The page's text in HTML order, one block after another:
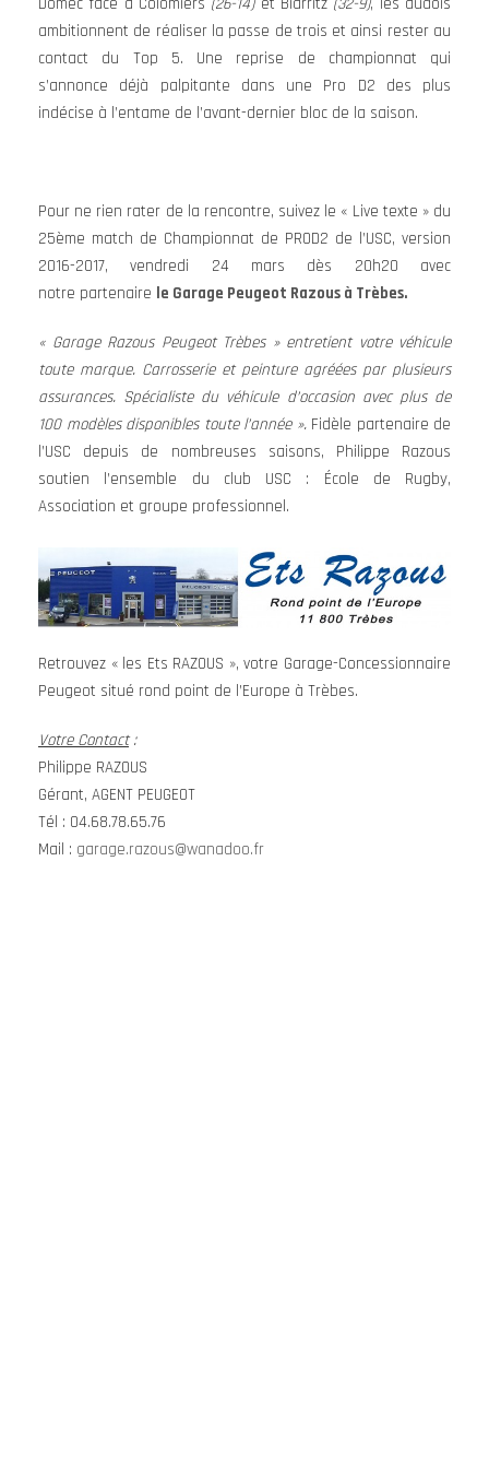
ambitionnent de réaliser la passe de trois et ainsi rester au
contact du Top 5. Une reprise de championnat qui
s’annonce déjà palpitante dans une Pro D2 des plus
indécise à l’entame de l’avant-dernier bloc de la saison.
Pour ne rien rater de la rencontre, suivez le « Live texte » du
25ème match de Championnat de PROD2 de l’USC, version
2016-2017, vendredi 24 mars dès 20h20 avec
notre partenaire le Garage Peugeot Razous à Trèbes.
« Garage Razous Peugeot Trèbes » entretient votre véhicule
toute marque. Carrosserie et peinture agréées par plusieurs
assurances. Spécialiste du véhicule d’occasion avec plus de
100 modèles disponibles toute l’année ». Fidèle partenaire de
l’USC depuis de nombreuses saisons, Philippe Razous
soutien l’ensemble du club USC : École de Rugby,
Association et groupe professionnel.
Retrouvez « les Ets RAZOUS », votre Garage-Concessionnaire
Peugeot situé rond point de l’Europe à Trèbes.
Votre Contact:
Philippe RAZOUS
Gérant, AGENT PEUGEOT
Tél : 04.68.78.65.76
Mail : garage.razous@wanadoo.fr